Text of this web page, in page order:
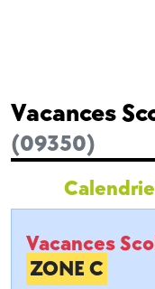
Vacances
(09350)
Vacances
ZONE C